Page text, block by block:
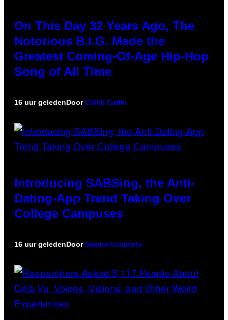
On This Day 32 Years Ago, The
Notorious B.I.G. Made the
Greatest Coming-Of-Age Hip-Hop
Song of All Time
16 uur geledenDoorCaleb Catlin
Introducing SABSing, the Anti-
Dating-App Trend Taking Over
College Campuses
16 uur geledenDoorSammi Caramela